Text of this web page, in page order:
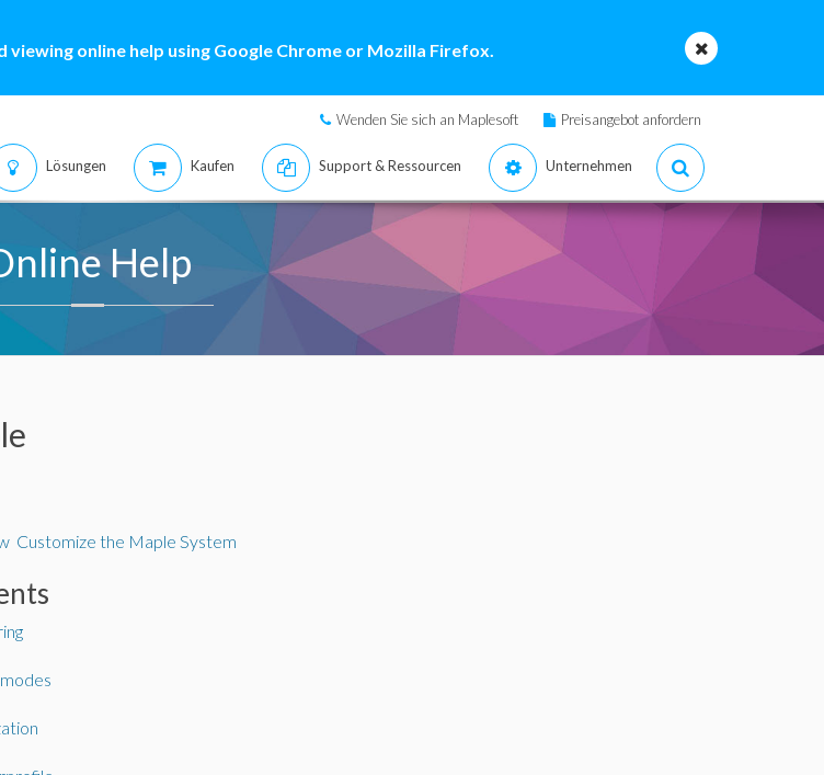
online help using Google Chrome or Mozilla Firefox.
Wenden Sie sich an Maplesoft Preisangebot anfordern
Lösungen Kaufen Support & Ressourcen Unternehmen
Help
Customize the Maple System